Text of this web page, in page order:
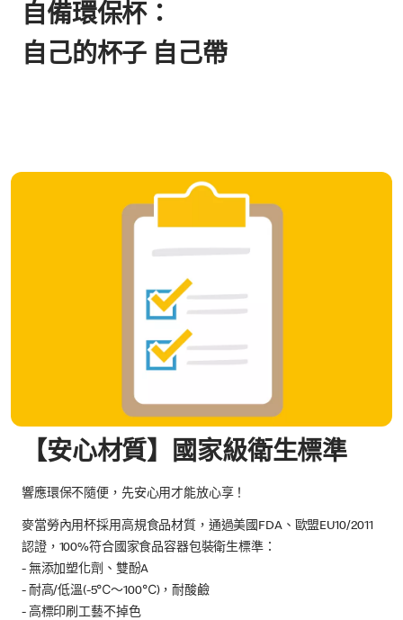
自備環保杯：
自己的杯子 自己帶
【安心材質】國家級衛生標準
響應環保不隨便，先安心用才能放心享！
麥當勞內用杯採用高規食品材質，通過美國FDA、歐盟EU10/2011
認證，100%符合國家食品容器包裝衛生標準：
- 無添加塑化劑、雙酚A
- 耐高/低溫(-5℃～100℃)，耐酸鹼
- 高標印刷工藝不掉色